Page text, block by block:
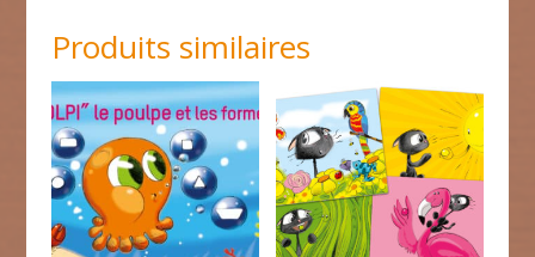
Produits similaires